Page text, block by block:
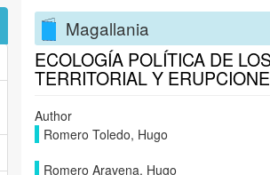
Magallania
ECOLOGÍA POLÍTICA DE
TERRITORIAL Y
Author
Romero Toledo, Hugo
Romero Aravena, Hugo